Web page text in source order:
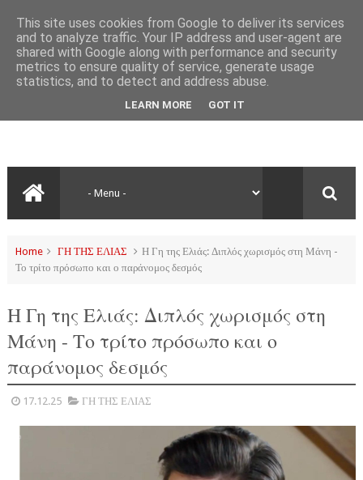
Home ΓΗ ΤΗΣ ΕΛΙΑΣ
Η Γη της Ελιάς: Διπλός χωρισμός στη Μάνη -
Το τρίτο πρόσωπο και ο παράνομος δεσμός
Η Γη της Ελιάς: Διπλός χωρισμός στη
Μάνη - Το τρίτο πρόσωπο και ο
παράνομος δεσμός
17.12.25 ΓΗ ΤΗΣ ΕΛΙΑΣ
This site uses cookies from Google to deliver its services
and to analyze traffic. Your IP address and user-agent are
shared with Google along with performance and security
metrics to ensure quality of service, generate usage
statistics, and to detect and address abuse.
LEARN MORE GOT IT